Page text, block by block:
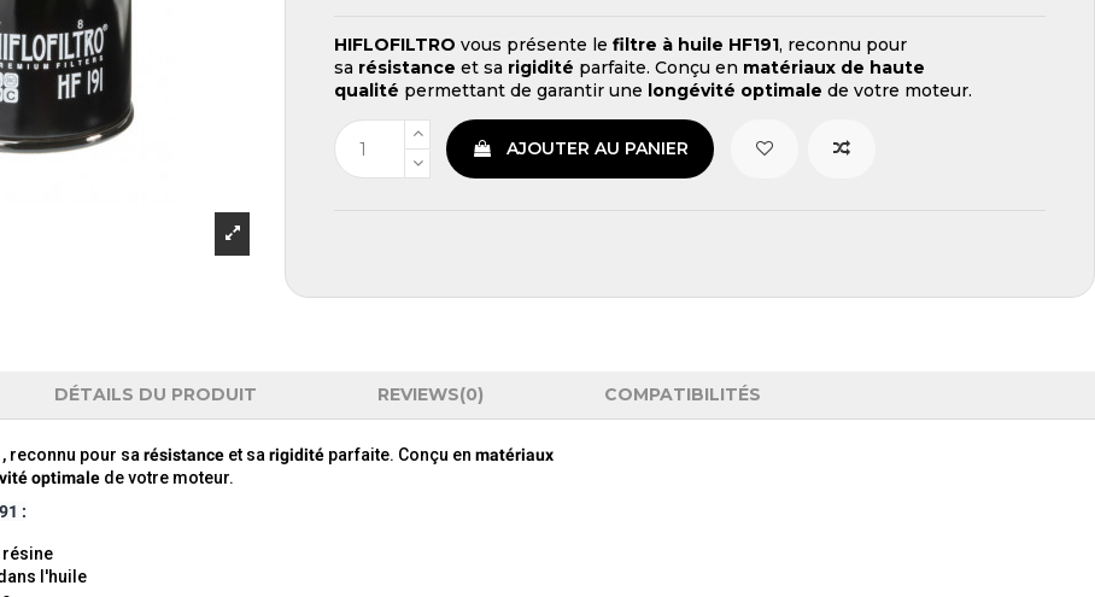
HIFLOFILTRO vous présente le filtre à huile HF191, reconnu pour
sa résistance et sa rigidité parfaite. Conçu en matériaux de haute
qualité permettant de garantir une longévité optimale de votre moteur.
AJOUTER AU PANIER
DÉTAILS DU PRODUIT REVIEWS(0) COMPATIBILITÉS
, reconnu pour sa résistance et sa rigidité parfaite. Conçu en matériaux
optimale de votre moteur.
:
résine
l'huile